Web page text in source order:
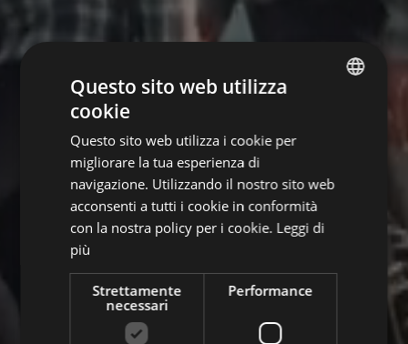
GERMAN
Questo sito web utilizza
cookie
Questo sito web utilizza i cookie per
migliorare la tua esperienza di
navigazione. Utilizzando il nostro sito web
acconsenti a tutti i cookie in conformità
con la nostra policy per i cookie. Leggi di
più
Strettamente
necessari
Performance